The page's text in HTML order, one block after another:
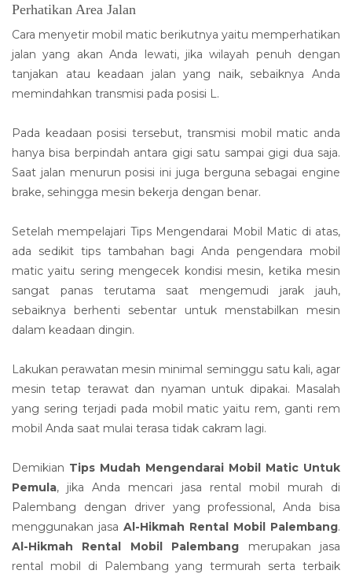
Perhatikan Area Jalan
Cara menyetir mobil matic berikutnya yaitu memperhatikan
jalan yang akan Anda lewati, jika wilayah penuh dengan
tanjakan atau keadaan jalan yang naik, sebaiknya Anda
memindahkan transmisi pada posisi L.
Pada keadaan posisi tersebut, transmisi mobil matic anda
hanya bisa berpindah antara gigi satu sampai gigi dua saja.
Saat jalan menurun posisi ini juga berguna sebagai engine
brake, sehingga mesin bekerja dengan benar.
Setelah mempelajari Tips Mengendarai Mobil Matic di atas,
ada sedikit tips tambahan bagi Anda pengendara mobil
matic yaitu sering mengecek kondisi mesin, ketika mesin
sangat panas terutama saat mengemudi jarak jauh,
sebaiknya berhenti sebentar untuk menstabilkan mesin
dalam keadaan dingin.
Lakukan perawatan mesin minimal seminggu satu kali, agar
mesin tetap terawat dan nyaman untuk dipakai. Masalah
yang sering terjadi pada mobil matic yaitu rem, ganti rem
mobil Anda saat mulai terasa tidak cakram lagi.
Demikian Tips Mudah Mengendarai Mobil Matic Untuk
Pemula, jika Anda mencari jasa rental mobil murah di
Palembang dengan driver yang professional, Anda bisa
menggunakan jasa Al-Hikmah Rental Mobil Palembang.
Al-Hikmah Rental Mobil Palembang merupakan jasa
rental mobil di Palembang yang termurah serta terbaik